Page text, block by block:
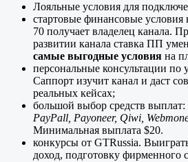
Лояльные условия для
стартовые финансовые условия
70 получает владелец канала.
развитии канала ставка ПП
самые выгодные условия на
персональные консультации по
Саппорт изучит канал и даст
реальных кейсах;
большой выбор средств выплат:
PayPall, Payoneer, Qiwi,
Минимальная выплата $20.
конкурсы от GTRussia.
доход, подготовку фирменного